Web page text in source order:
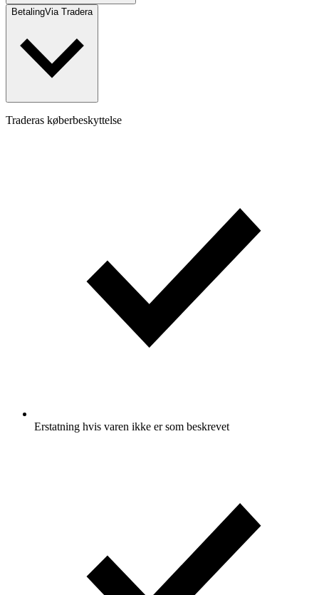
BetalingVia Tradera
Traderas køberbeskyttelse
Erstatning hvis varen ikke er som beskrevet